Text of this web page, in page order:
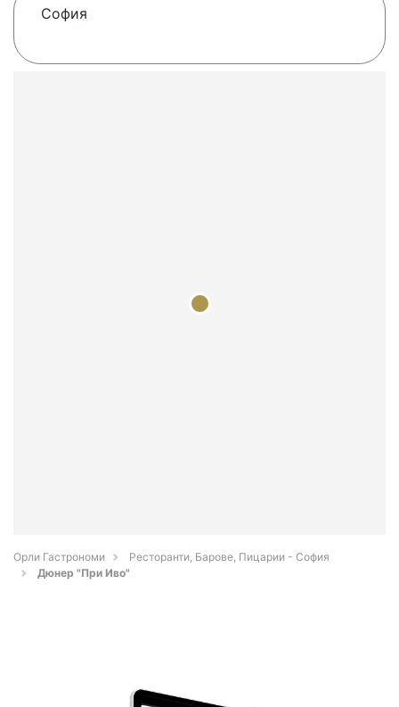
София
Орли Гастрономи
Ресторанти, Барове, Пицарии - София
Дюнер "При Иво"